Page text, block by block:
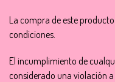
La compra de este
condiciones.
El incumplimiento de
considerado una violación